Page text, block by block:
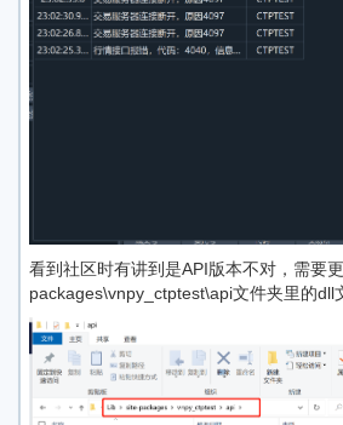
看到社区时有讲到是API版本不对，需要
packages\vnpy_ctptest\api文件夹里的dll